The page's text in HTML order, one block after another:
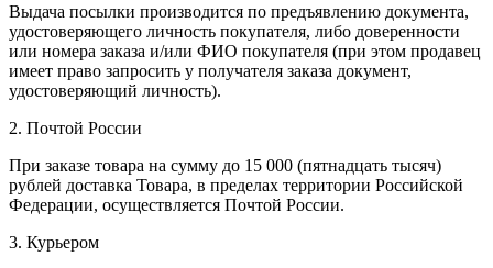
Выдача посылки производится по предъявлению документа,
удостоверяющего личность покупателя, либо доверенности
или номера заказа и/или ФИО покупателя (при этом продавец
имеет право запросить у получателя заказа документ,
удостоверяющий личность).
2. Почтой России
При заказе товара на сумму до 15 000 (пятнадцать тысяч)
рублей доставка Товара, в пределах территории Российской
Федерации, осуществляется Почтой России.
3. Курьером